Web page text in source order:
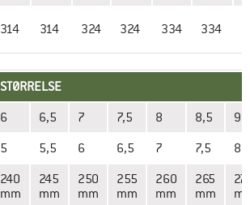
314 314 324 324 334 334
STØRRELSE
6 6,5 7 7,5 8 8,5 9
5 5,5 6 6,5 7 7,5 8
240
mm
245
mm
250
mm
255
mm
260
mm
265
mm